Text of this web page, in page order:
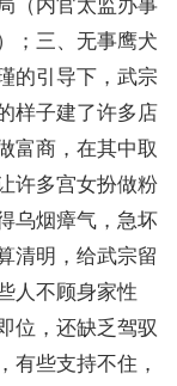
（内官太监办事
；三、无事鹰犬
的引导下，武宗
样子建了许多店
富商，在其中取
许多宫女扮做粉
乌烟瘴气，急坏
清明，给武宗留
人不顾身家性
位，还缺乏驾驭
有些支持不住，